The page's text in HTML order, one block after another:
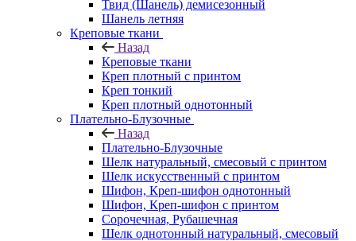
Твид (Шанель) демисезонный
Шанель летняя
Креповые ткани
Назад
Креповые ткани
Креп плотный с принтом
Креп тонкий
Креп плотный однотонный
Плательно-Блузочные
Назад
Плательно-Блузочные
Шелк натуральный, смесовый с принтом
Шелк искусственный с принтом
Шифон, Креп-шифон однотонный
Шифон, Креп-шифон с принтом
Сорочечная, Рубашечная
Шелк однотонный натуральный, смесовый